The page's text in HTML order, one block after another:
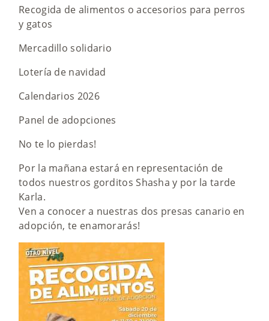
CONTACTO
COLABORA
Recogida de alimentos o accesorios para perros
y gatos
Mercadillo solidario
Lotería de navidad
Calendarios 2026
Panel de adopciones
No te lo pierdas!
Por la mañana estará en representación de
todos nuestros gorditos Shasha y por la tarde
Karla.
Ven a conocer a nuestras dos presas canario en
adopción, te enamorarás!